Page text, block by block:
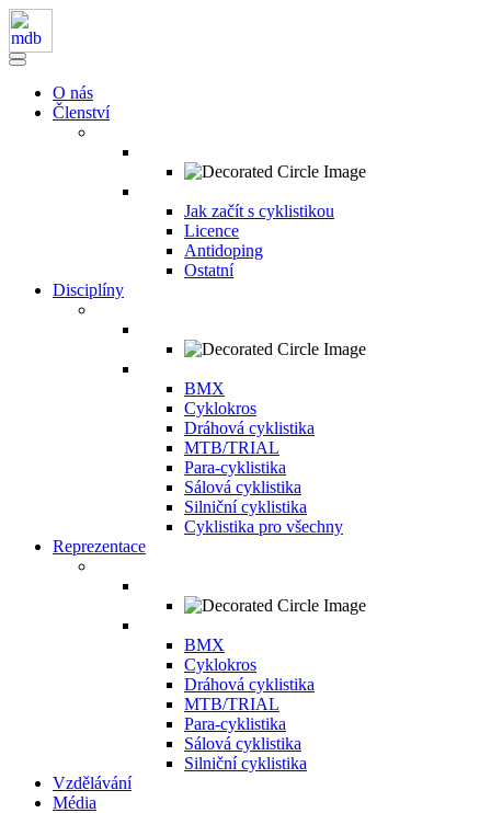
O nás
Členství
Jak začít s cyklistikou
Licence
Antidoping
Ostatní
Disciplíny
BMX
Cyklokros
Dráhová cyklistika
MTB/TRIAL
Para-cyklistika
Sálová cyklistika
Silniční cyklistika
Cyklistika pro všechny
Reprezentace
BMX
Cyklokros
Dráhová cyklistika
MTB/TRIAL
Para-cyklistika
Sálová cyklistika
Silniční cyklistika
Vzdělávání
Média